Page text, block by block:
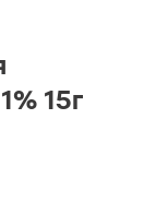
15г